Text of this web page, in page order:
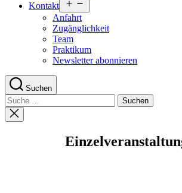
Kontakt
öffnen
Anfahrt
Zugänglichkeit
Team
Praktikum
Newsletter abonnieren
Suchen
Suche
nach:
Suche
schließen